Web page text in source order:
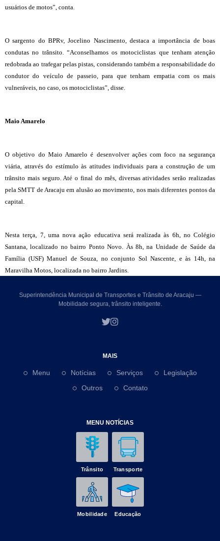
usuários de motos”, conta.
O sargento do BPRv, Jocelino Nascimento, destaca a importância de boas
condutas no trânsito. “Aconselhamos os motociclistas que tenham atenção
redobrada ao trafegar pelas pistas, considerando também a responsabilidade do
condutor do veículo de passeio, para que tenham empatia com os mais
vulneráveis, no caso, os motociclistas”, disse.
Maio Amarelo
O objetivo do Maio Amarelo é desenvolver ações com foco na segurança
viária, através do estímulo às atitudes individuais para a construção de um
trânsito mais seguro. Até o final do mês, diversas atividades serão realizadas
pela SMTT de Aracaju em alusão ao movimento, nos mais diferentes pontos da
capital.
Nesta terça, 7, uma nova ação educativa será realizada às 6h, no Colégio
Santana, localizado no bairro Ponto Novo. Às 8h, na Unidade de Saúde da
Família (USF) Manuel de Souza, no conjunto Sol Nascente, e às 14h, na
Maravilha Motos, localizada no bairro Jardins.
Superintendência Municipal de Transportes e Trânsito de Aracaju —
Mobilidade segura, trânsito inteligente.
MAIS
Menu Notícias Serviços
Legislação
Outros
Contato
MENU NOTÍCIAS
Trânsito Transporte
Mobilidade Educação